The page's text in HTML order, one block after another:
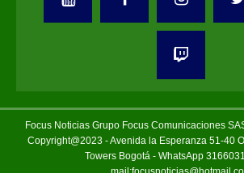
Focus Noticias Grupo Focus Comunicaciones
Copyright@2023 - Avenida la Esperanza 51-40
Towers Bogotá - WhatsApp